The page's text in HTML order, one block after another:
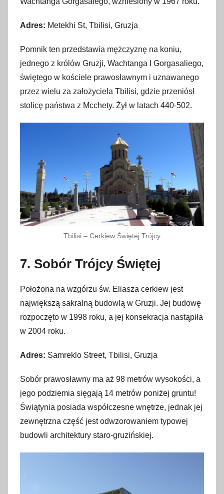
Adres: Metekhi St, Tbilisi, Gruzja
Pomnik ten przedstawia mężczyznę na koniu,
jednego z królów Gruzji, Wachtanga I Gorgasaliego,
świętego w kościele prawosławnym i uznawanego
przez wielu za założyciela Tbilisi, gdzie przeniósł
stolicę państwa z Mcchety. Żył w latach 440-502.
Tbilisi – Cerkiew Świętej Trójcy
7. Sobór Trójcy Świętej
Położona na wzgórzu św. Eliasza cerkiew jest
największą sakralną budowlą w Gruzji. Jej budowę
rozpoczęto w 1998 roku, a jej konsekracja nastąpiła
w 2004 roku.
Adres: Samreklo Street, Tbilisi, Gruzja
Sobór prawosławny ma aż 98 metrów wysokości, a
jego podziemia sięgają 14 metrów poniżej gruntu!
Świątynia posiada współczesne wnętrze, jednak jej
zewnętrzna część jest odwzorowaniem typowej
budowli architektury staro-gruzińskiej.